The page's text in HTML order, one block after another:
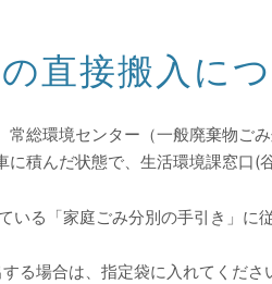
直接搬入に
総環境センター（一般廃棄物ご
積んだ状態で、生活環境課窓口(
る「家庭ごみ分別の手引き」に
る場合は、指定袋に入れてくださ